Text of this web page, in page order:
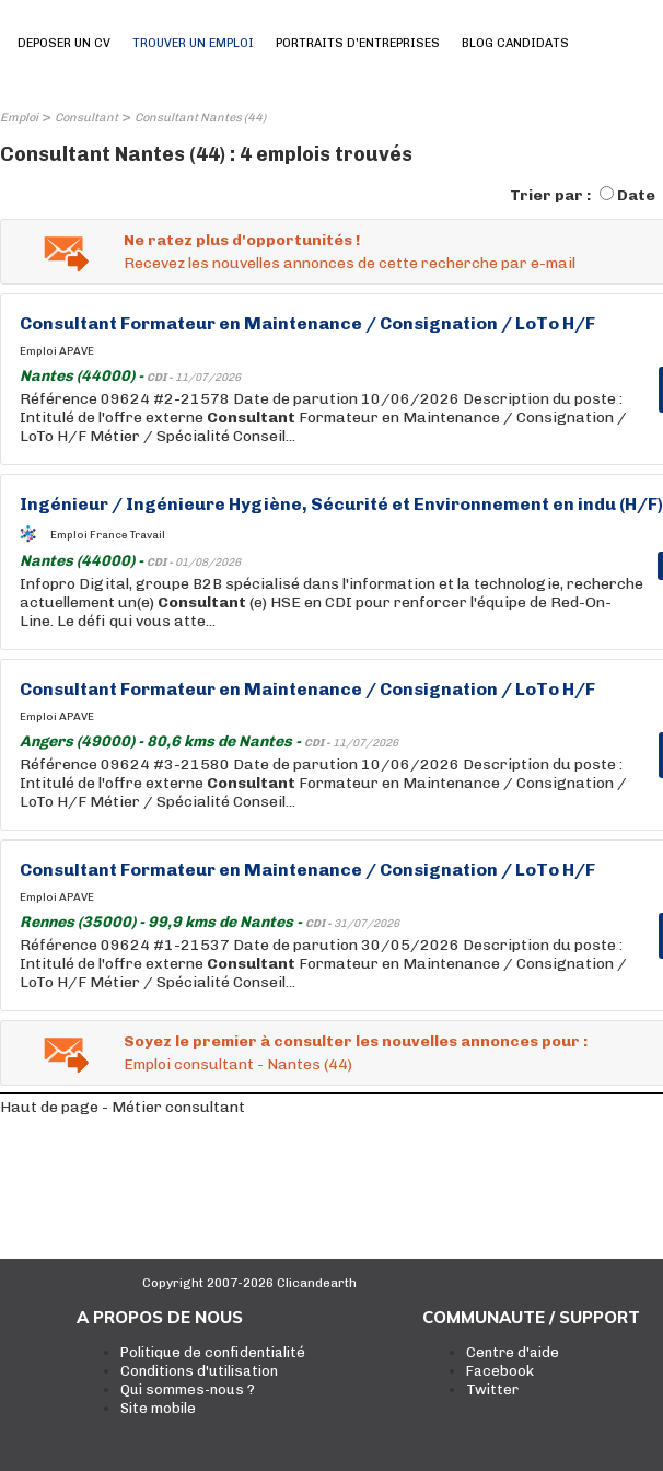
DEPOSER UN CV TROUVER UN EMPLOI PORTRAITS D'ENTREPRISES BLOG CANDIDATS
Emploi> Consultant> Consultant Nantes (44)
Consultant Nantes (44) : 4 emplois trouvés
Trier par : Date
Ne ratez plus d'opportunités !
Recevez les nouvelles annonces de cette recherche par e-mail
Consultant Formateur en Maintenance / Consignation / LoTo H/F
Emploi APAVE
Nantes (44000) - CDI - 11/07/2026
Référence 09624 #2-21578 Date de parution 10/06/2026 Description du poste :
Intitulé de l'offre externe Consultant Formateur en Maintenance / Consignation /
LoTo H/F Métier / Spécialité Conseil...
Ingénieur / Ingénieure Hygiène, Sécurité et Environnement en indu (H/F)
Emploi France Travail
Nantes (44000) - CDI - 01/08/2026
Infopro Digital, groupe B2B spécialisé dans l'information et la technologie, recherche
actuellement un(e) Consultant (e) HSE en CDI pour renforcer l'équipe de Red-On-
Line. Le défi qui vous atte...
Consultant Formateur en Maintenance / Consignation / LoTo H/F
Emploi APAVE
Angers (49000) - 80,6 kms de Nantes - CDI - 11/07/2026
Référence 09624 #3-21580 Date de parution 10/06/2026 Description du poste :
Intitulé de l'offre externe Consultant Formateur en Maintenance / Consignation /
LoTo H/F Métier / Spécialité Conseil...
Consultant Formateur en Maintenance / Consignation / LoTo H/F
Emploi APAVE
Rennes (35000) - 99,9 kms de Nantes - CDI - 31/07/2026
Référence 09624 #1-21537 Date de parution 30/05/2026 Description du poste :
Intitulé de l'offre externe Consultant Formateur en Maintenance / Consignation /
LoTo H/F Métier / Spécialité Conseil...
Soyez le premier à consulter les nouvelles annonces pour :
Emploi consultant - Nantes (44)
Haut de page - Métier consultant
Copyright 2007-2026 Clicandearth
A PROPOS DE NOUS
Politique de confidentialité
Conditions d'utilisation
Qui sommes-nous ?
Site mobile
COMMUNAUTE / SUPPORT
Centre d'aide
Facebook
Twitter